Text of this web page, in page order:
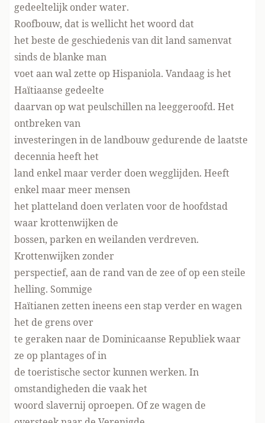
gedeeltelijk onder water.
Roofbouw, dat is wellicht het woord dat
het beste de geschiedenis van dit land samenvat
sinds de blanke man
voet aan wal zette op Hispaniola. Vandaag is het
Haïtiaanse gedeelte
daarvan op wat peulschillen na leeggeroofd. Het
ontbreken van
investeringen in de landbouw gedurende de laatste
decennia heeft het
land enkel maar verder doen wegglijden. Heeft
enkel maar meer mensen
het platteland doen verlaten voor de hoofdstad
waar krottenwijken de
bossen, parken en weilanden verdreven.
Krottenwijken zonder
perspectief, aan de rand van de zee of op een steile
helling. Sommige
Haïtianen zetten ineens een stap verder en wagen
het de grens over
te geraken naar de Dominicaanse Republiek waar
ze op plantages of in
de toeristische sector kunnen werken. In
omstandigheden die vaak het
woord slavernij oproepen. Of ze wagen de